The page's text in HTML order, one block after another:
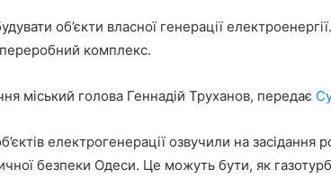
об’єкти власної генерації
комплекс.
міський голова Геннадій Труханов, передає
електрогенерації озвучили на засідання
безпеки Одеси. Це можуть бути, як